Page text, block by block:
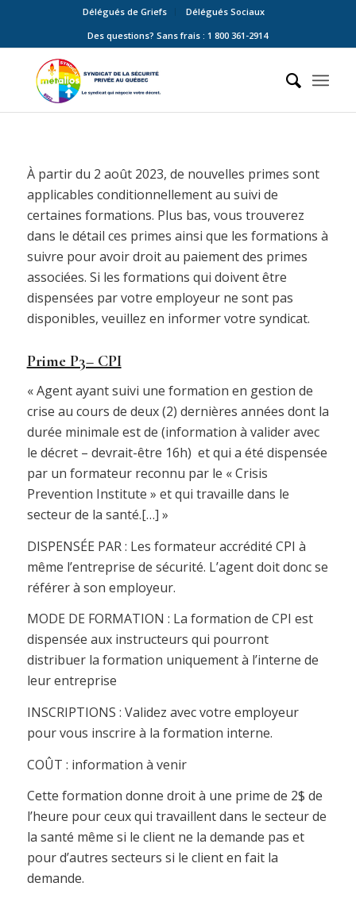
Délégués de Griefs
Délégués Sociaux
Des questions? Sans frais : 1 800 361-2914
À partir du 2 août 2023, de nouvelles primes sont
applicables conditionnellement au suivi de
certaines formations. Plus bas, vous trouverez
dans le détail ces primes ainsi que les formations à
suivre pour avoir droit au paiement des primes
associées. Si les formations qui doivent être
dispensées par votre employeur ne sont pas
disponibles, veuillez en informer votre syndicat.
Prime P3– CPI
« Agent ayant suivi une formation en gestion de
crise au cours de deux (2) dernières années dont la
durée minimale est de (information à valider avec
le décret – devrait-être 16h) et qui a été dispensée
par un formateur reconnu par le « Crisis
Prevention Institute » et qui travaille dans le
secteur de la santé.[…] »
DISPENSÉE PAR : Les formateur accrédité CPI à
même l’entreprise de sécurité. L’agent doit donc se
référer à son employeur.
MODE DE FORMATION : La formation de CPI est
dispensée aux instructeurs qui pourront
distribuer la formation uniquement à l’interne de
leur entreprise
INSCRIPTIONS : Validez avec votre employeur
pour vous inscrire à la formation interne.
COÛT : information à venir
Cette formation donne droit à une prime de 2$ de
l’heure pour ceux qui travaillent dans le secteur de
la santé même si le client ne la demande pas et
pour d’autres secteurs si le client en fait la
demande.